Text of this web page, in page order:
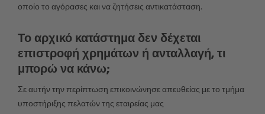
οποίο το αγόρασες και να ζητήσεις αντικατάσταση.
Το αρχικό κατάστημα δεν δέχεται
επιστροφή χρημάτων ή ανταλλαγή, τι
μπορώ να κάνω;
Σε αυτήν την περίπτωση επικοινώνησε απευθείας με το τμήμα
υποστήριξης πελατών της εταιρείας μας